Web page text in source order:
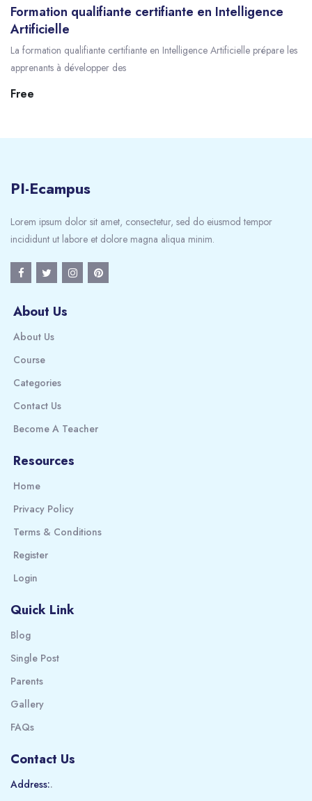
Formation qualifiante certifiante en Intelligence
Artificielle
La formation qualifiante certifiante en Intelligence Artificielle prépare les
apprenants à développer des
Free
PI-Ecampus
Lorem ipsum dolor sit amet, consectetur, sed do eiusmod tempor
incididunt ut labore et dolore magna aliqua minim.
About Us
About Us
Course
Categories
Contact Us
Become A Teacher
Resources
Home
Privacy Policy
Terms & Conditions
Register
Login
Quick Link
Blog
Single Post
Parents
Gallery
FAQs
Contact Us
Address:.